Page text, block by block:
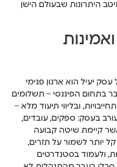
היתרונות שבעולם הישן
יעיל הוא ארגון פנימי
בתחום הפיננסי – תשלומים
ובליווי תיעוד מלא –
בעסק: ספקים, עובדים,
קיימת שיטה קבועה
יותר לשמור על תזרים,
ולעמוד בסטנדרטים